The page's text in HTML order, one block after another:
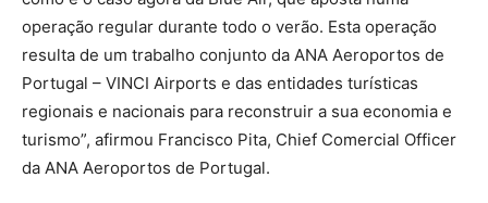
operação regular durante todo o verão. Esta operação
resulta de um trabalho conjunto da ANA Aeroportos de
Portugal – VINCI Airports e das entidades turísticas
regionais e nacionais para reconstruir a sua economia e
turismo”, afirmou Francisco Pita, Chief Comercial Officer
da ANA Aeroportos de Portugal.